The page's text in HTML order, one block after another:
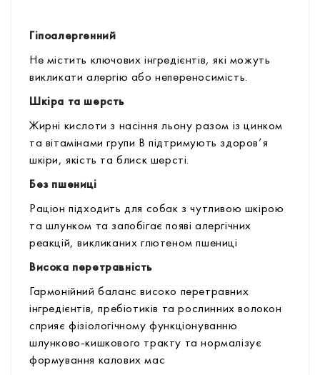
Гіпоалергенний
Не містить ключових інгредієнтів, які можуть
викликати алергію або непереносимість.
Шкіра та шерсть
Жирні кислоти з насіння льону разом із цинком
та вітамінами групи В підтримують здоров’я
шкіри, якість та блиск шерсті.
Без пшениці
Раціон підходить для собак з чутливою шкірою
та шлунком та запобігає появі алергічних
реакцій, викликаних глютеном пшениці
Висока перетравність
Гармонійний баланс високо перетравних
інгредієнтів, пребіотиків та рослинних волокон
сприяє фізіологічному функціонуванню
шлунково-кишкового тракту та нормалізує
формування калових мас